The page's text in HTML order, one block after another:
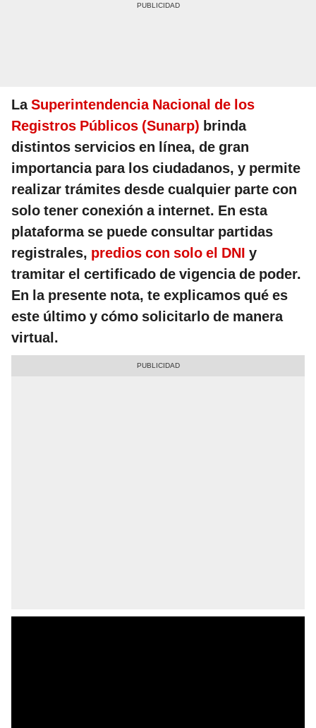
LaSuperintendencia Nacional de los
Registros Públicos (Sunarp) brinda
distintos servicios en línea, de gran
importancia para los ciudadanos, y permite
realizar trámites desde cualquier parte con
solo tener conexión a internet. En esta
plataforma se puede consultar partidas
registrales, predios con solo el DNI y
tramitar el certificado de vigencia de poder.
En la presente nota, te explicamos qué es
este último y cómo solicitarlo de manera
virtual.